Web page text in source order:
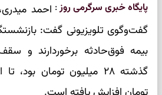
پایگاه خبری سرگرمی روز: احمد
گفت‌وگوی تلویزیونی گفت:
بیمه فوق‌حادثه برخوردارند و